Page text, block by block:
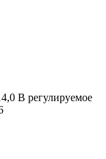
В регулируемое